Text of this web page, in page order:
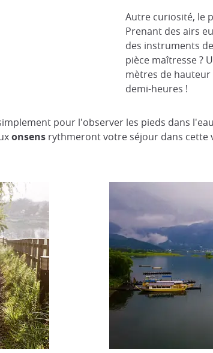
Autre curiosité, le
Prenant des airs
des instruments
pièce maîtresse ?
mètres de
demi-heures !
pour l'observer les pieds dans
onsens rythmeront votre séjour dans cette